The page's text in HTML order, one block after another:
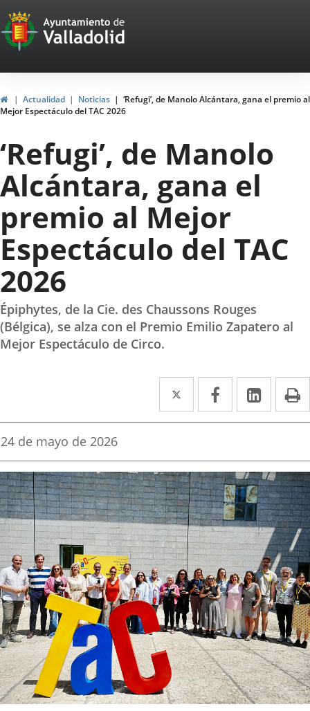
Portal
Web
del
Ayuntamiento
de
Valladolid
HomeActualidad Noticias
‘Refugi’, de Manolo Alcántara, gana el premio al
Mejor Espectáculo del TAC 2026
‘Refugi’, de Manolo
Alcántara, gana el
premio al Mejor
Espectáculo del TAC
2026
Épiphytes, de la Cie. des Chaussons Rouges
(Bélgica), se alza con el Premio Emilio Zapatero al
Mejor Espectáculo de Circo.
Twitter
Enlace
a
aplicación
externa.
Facebook
Enlace
a
aplicación
externa.
Enlace
a
Fecha
la
noticia
24 de mayo de 2026